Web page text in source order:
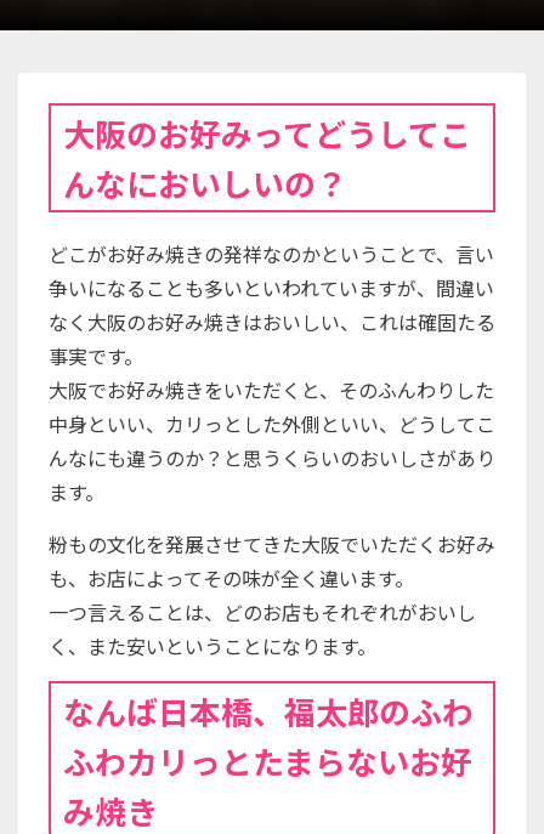
大阪のお好みってどうしてこ
んなにおいしいの？
どこがお好み焼きの発祥なのかということで、言い
争いになることも多いといわれていますが、間違い
なく大阪のお好み焼きはおいしい、これは確固たる
事実です。
大阪でお好み焼きをいただくと、そのふんわりした
中身といい、カリっとした外側といい、どうしてこ
んなにも違うのか？と思うくらいのおいしさがあり
ます。
粉もの文化を発展させてきた大阪でいただくお好み
も、お店によってその味が全く違います。
一つ言えることは、どのお店もそれぞれがおいし
く、また安いということになります。
なんば日本橋、福太郎のふわ
ふわカリっとたまらないお好
み焼き